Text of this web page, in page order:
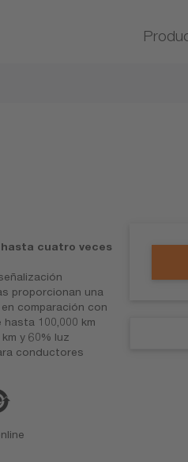
cuatro veces
proporcionan una
comparación con
100,000 km
y 60% luz
conductores